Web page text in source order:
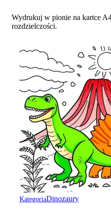
Wydrukuj w pionie na kartce
rozdzielczości.
KategoriaDinozaury